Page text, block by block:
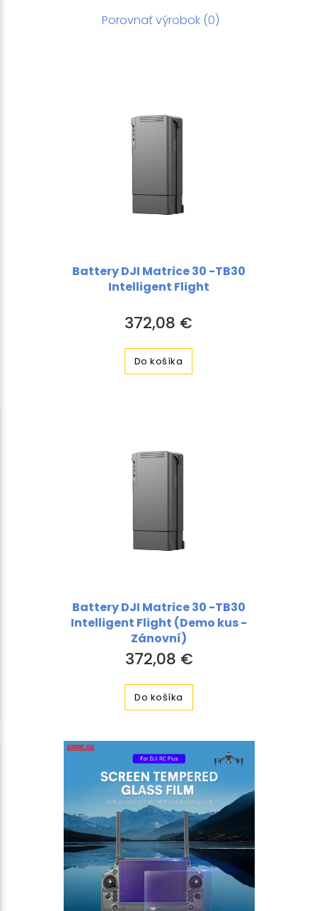
Porovnať výrobok (0)
Battery DJI Matrice 30 -TB30
Intelligent Flight
372,08 €
Do košíka
Battery DJI Matrice 30 -TB30
Intelligent Flight (Demo kus -
Zánovní)
372,08 €
Do košíka